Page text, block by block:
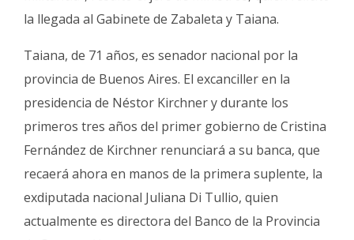
la llegada al Gabinete de Zabaleta y Taiana.
Taiana, de 71 años, es senador nacional por la
provincia de Buenos Aires. El excanciller en la
presidencia de Néstor Kirchner y durante los
primeros tres años del primer gobierno de Cristina
Fernández de Kirchner renunciará a su banca, que
recaerá ahora en manos de la primera suplente, la
exdiputada nacional Juliana Di Tullio, quien
actualmente es directora del Banco de la Provincia